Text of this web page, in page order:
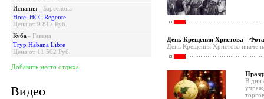
Испания - Барселона
Hotel HCC Regente
Цена от 9 817 Руб.
Куба - Гавана
Tryp Habana Libre
Цена от 11 502 Руб.
Добавить место отдыха
Видео
День Крещения Христова - Фота
День Крещения Христова иначе
В дни